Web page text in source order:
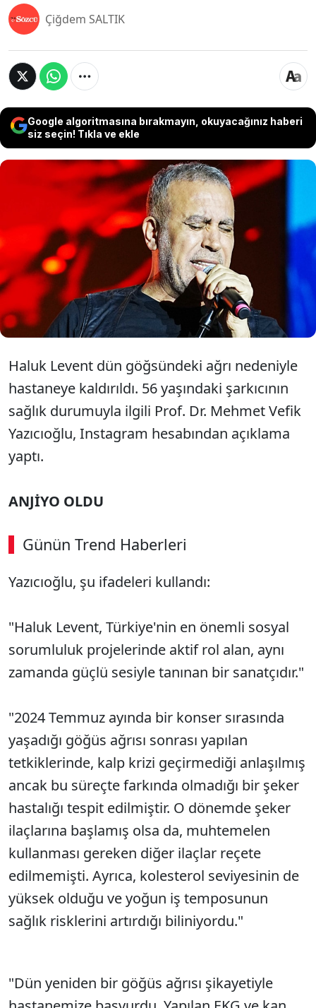
Çiğdem SALTIK
Google algoritmasına bırakmayın, okuyacağınız haberi
siz seçin! Tıkla ve ekle
Ahbap Derneği'nin kurucusu ve şarkıcı Haluk
Levent göğsünde hissettiği ağrı nedeniyle
dün hastaneye kaldırılmıştı. Levent'in sağlık
durumuyla ilgili Prof. Dr. Mehmet Vefik
Yazıcıoğlu açıklama yaptı.
Haluk Levent dün göğsündeki ağrı nedeniyle
hastaneye kaldırıldı. 56 yaşındaki şarkıcının
sağlık durumuyla ilgili Prof. Dr. Mehmet Vefik
Yazıcıoğlu, Instagram hesabından açıklama
yaptı.
ANJİYO OLDU
Günün Trend Haberleri
Yazıcıoğlu, şu ifadeleri kullandı:
"Haluk Levent, Türkiye'nin en önemli sosyal
sorumluluk projelerinde aktif rol alan, aynı
zamanda güçlü sesiyle tanınan bir sanatçıdır."
"2024 Temmuz ayında bir konser sırasında
yaşadığı göğüs ağrısı sonrası yapılan
tetkiklerinde, kalp krizi geçirmediği anlaşılmış
ancak bu süreçte farkında olmadığı bir şeker
hastalığı tespit edilmiştir. O dönemde şeker
ilaçlarına başlamış olsa da, muhtemelen
kullanması gereken diğer ilaçlar reçete
edilmemişti. Ayrıca, kolesterol seviyesinin de
yüksek olduğu ve yoğun iş temposunun
sağlık risklerini artırdığı biliniyordu."
"Dün yeniden bir göğüs ağrısı şikayetiyle